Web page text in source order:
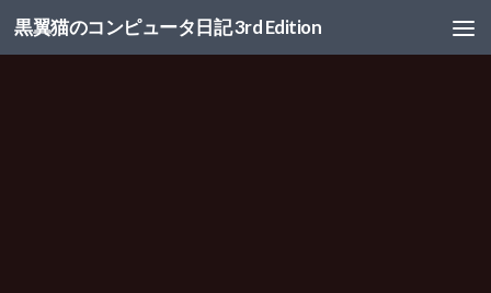
コンテンツへスキップ
黒翼猫のコンピュータ日記 3rd Edition